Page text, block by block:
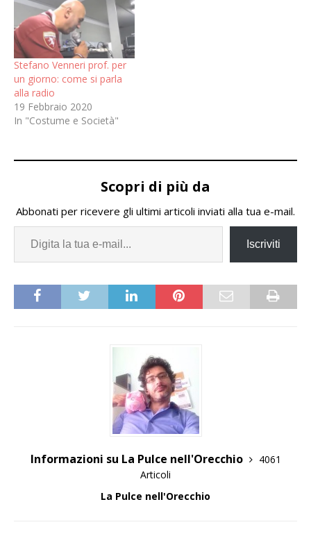
Stefano Venneri prof. per
un giorno: come si parla
alla radio
19 Febbraio 2020
In "Costume e Società"
Scopri di più da
Abbonati per ricevere gli ultimi articoli inviati alla tua e-mail.
Iscriviti
Informazioni su La Pulce nell'Orecchio
4061
Articoli
La Pulce nell'Orecchio